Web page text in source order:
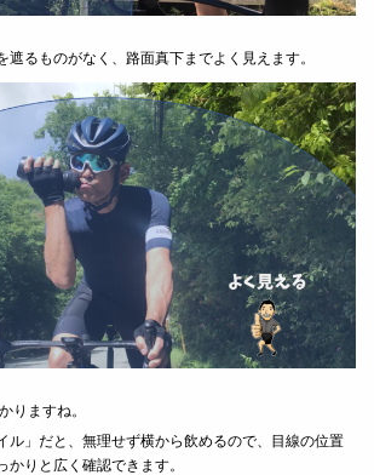
遮るものがなく、路面真下までよく見えます。
りますね。
ル」だと、無理せず横から飲めるので、目線の位置
りと広く確認できます。